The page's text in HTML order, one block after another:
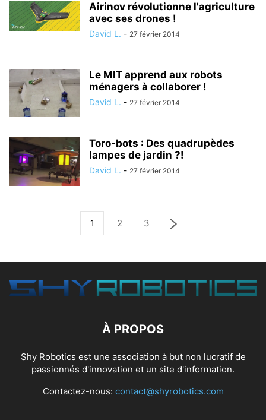
Airinov révolutionne l'agriculture
avec ses drones !
David L. - 27 février 2014
Le MIT apprend aux robots
ménagers à collaborer !
David L. - 27 février 2014
Toro-bots : Des quadrupèdes
lampes de jardin ?!
David L. - 27 février 2014
1 2 3
À PROPOS
Shy Robotics est une association à but non lucratif de
passionnés d'innovation et un site d'information.
Contactez-nous: contact@shyrobotics.com